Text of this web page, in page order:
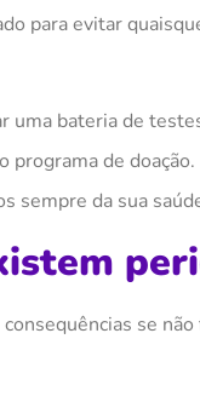
para evitar
uma bateria de
de
sempre da sua
se